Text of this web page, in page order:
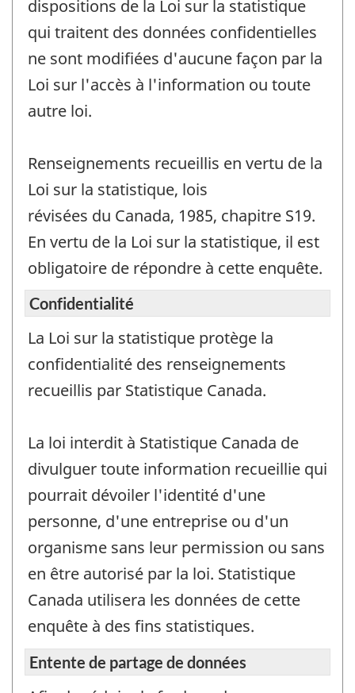
dispositions de la Loi sur la statistique
qui traitent des données confidentielles
ne sont modifiées d'aucune façon par la
Loi sur l'accès à l'information ou toute
autre loi.
Renseignements recueillis en vertu de la
Loi sur la statistique, lois
révisées du Canada, 1985, chapitre S19.
En vertu de la Loi sur la statistique, il est
obligatoire de répondre à cette enquête.
Confidentialité
La Loi sur la statistique protège la
confidentialité des renseignements
recueillis par Statistique Canada.
La loi interdit à Statistique Canada de
divulguer toute information recueillie qui
pourrait dévoiler l'identité d'une
personne, d'une entreprise ou d'un
organisme sans leur permission ou sans
en être autorisé par la loi. Statistique
Canada utilisera les données de cette
enquête à des fins statistiques.
Entente de partage de données